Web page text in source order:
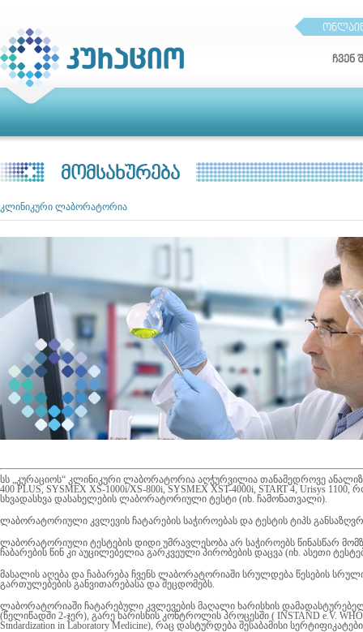
ჩვენ
მომსახურება
კლინიკური ლაბორატორია
სს „კურაციოს“ კლინიკური ლაბორატორია აღჭურვილია თანამედროვე
400 PLUS, SYSMEX XS-1000i/XS-800i, SYSMEX XST-4000i, START 4, Urisys
სხვადასხვა დასახელების ლაბორატორიული ტესტი (იხ. ჩამონათვალი).
ლაბორატორიული კვლევის ჩატარების საჭიროებას და ტესტის ტიპს
ლაბორატორიული ტესტების დიდი უმრავლესობა არ საჭიროებს წინასწარ
ჩაბარების წინ კი აუცილებელია გარკვეული პირობების დაცვა (იხ. ასეთი
მასალის აღება და ჩაბარება ჩვენს ლაბორატორიაში სრულდება წესების
გართულებების განვითარებასა და შეცდომებს.
ლაბორატორიაში ჩატარებული კვლევების მაღალი ხარისხის
(წელიწადში 2-ჯერ), გარე ხარისხის კონტროლის პროცესში ( INSTAND e.V. WHO
Stndardization in Laboratory Medicine), რაც დასტურდება შესაბამისი